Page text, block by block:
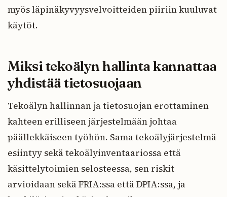
myös läpinäkyvyysvelvoitteiden piiriin kuuluvat
käytöt.
Miksi tekoälyn hallinta kannattaa
yhdistää tietosuojaan
Tekoälyn hallinnan ja tietosuojan erottaminen
kahteen erilliseen järjestelmään johtaa
päällekkäiseen työhön. Sama tekoälyjärjestelmä
esiintyy sekä tekoälyinventaariossa että
käsittelytoimien selosteessa, sen riskit
arvioidaan sekä FRIA:ssa että DPIA:ssa, ja